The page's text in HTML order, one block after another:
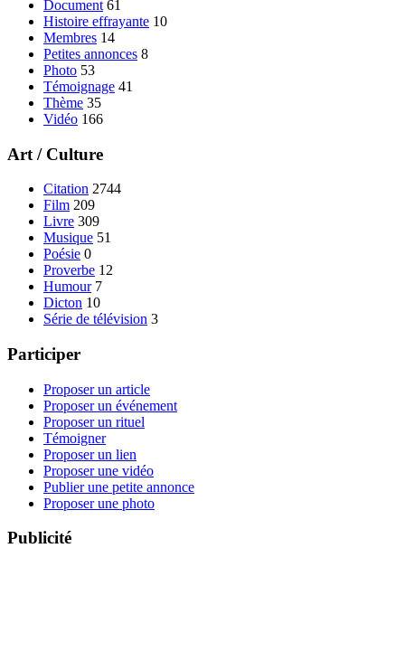
Document 61
Histoire effrayante 10
Membres 14
Petites annonces 8
Photo 53
Témoignage 41
Thème 35
Vidéo 166
Art / Culture
Citation 2744
Film 209
Livre 309
Musique 51
Poésie 0
Proverbe 12
Humour 7
Dicton 10
Série de télévision 3
Participer
Proposer un article
Proposer un événement
Proposer un rituel
Témoigner
Proposer un lien
Proposer une vidéo
Publier une petite annonce
Proposer une photo
Publicité